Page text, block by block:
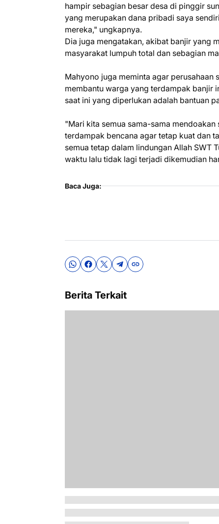
hampir sebagian besar desa di pinggir
yang merupakan dana pribadi saya
mereka," ungkapnya.
Dia juga mengatakan, akibat banjir yang
masyarakat lumpuh total dan sebagian
Mahyono juga meminta agar perusahaan
membantu warga yang terdampak banjir
saat ini yang diperlukan adalah bantuan
"Mari kita semua sama-sama
terdampak bencana agar tetap kuat dan
semua tetap dalam lindungan Allah SWT
waktu lalu tidak lagi terjadi dikemudian
Baca Juga:
Berita Terkait